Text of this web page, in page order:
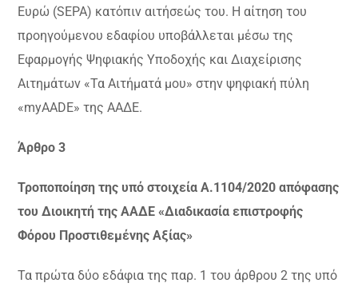
Ευρώ (SEPA) κατόπιν αιτήσεώς του. Η αίτηση του
προηγούμενου εδαφίου υποβάλλεται μέσω της
Εφαρμογής Ψηφιακής Υποδοχής και Διαχείρισης
Αιτημάτων «Τα Αιτήματά μου» στην ψηφιακή πύλη
«myAADE» της ΑΑΔΕ.
Άρθρο 3
Τροποποίηση της υπό στοιχεία Α.1104/2020 απόφασης
του Διοικητή της ΑΑΔΕ «Διαδικασία επιστροφής
Φόρου Προστιθεμένης Αξίας»
Τα πρώτα δύο εδάφια της παρ. 1 του άρθρου 2 της υπό